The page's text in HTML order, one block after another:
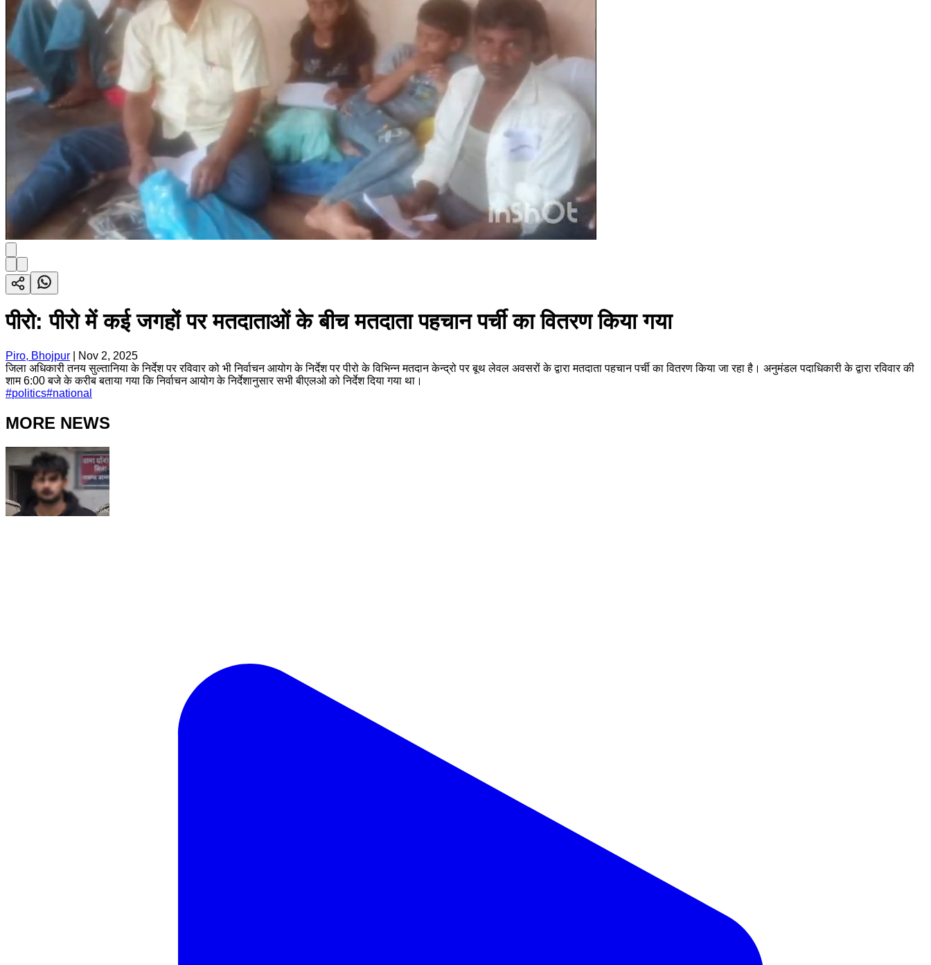
पीरो: पीरो में कई जगहों पर मतदाताओं के बीच मतदाता पहचान पर्ची का वितरण किया गया
Piro, Bhojpur
Nov 2, 2025
जिला अधिकारी तनय सुल्तानिया के निर्देश पर रविवार को भी निर्वाचन आयोग के निर्देश पर पीरो के विभिन्न मतदान केन्द्रो पर बूथ लेवल अवसरों के द्वारा मतदाता पहचान पर्ची का वितरण किया जा रहा है। अनुमंडल पदाधिकारी के द्वारा रविवार की
शाम 6:00 बजे के करीब बताया गया कि निर्वाचन आयोग के निर्देशानुसार सभी बीएलओ को निर्देश दिया गया था।
#politics#national
MORE NEWS